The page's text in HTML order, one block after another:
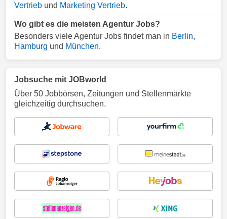
Vertrieb und Marketing Vertrieb.
Wo gibt es die meisten Agentur Jobs?
Besonders viele Agentur Jobs findet man in Berlin,
Hamburg und München.
Jobsuche mit JOBworld
Über 50 Jobbörsen, Zeitungen und Stellenmärkte
gleichzeitig durchsuchen.